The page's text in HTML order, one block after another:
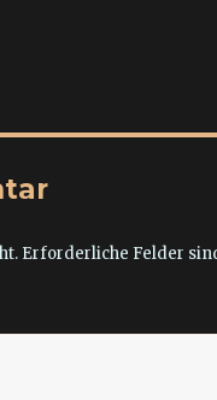
Erforderliche Felder